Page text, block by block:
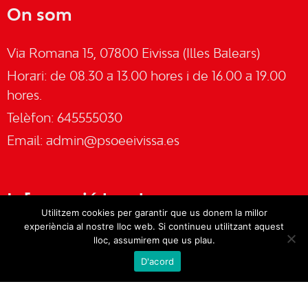
On som
Via Romana 15, 07800 Eivissa (Illes Balears)
Horari: de 08.30 a 13.00 hores i de 16.00 a 19.00
hores.
Telèfon: 645555030
Email: admin@psoeeivissa.es
Informació legal
Política de privacitat
Utilitzem cookies per garantir que us donem la millor
experiència al nostre lloc web. Si continueu utilitzant aquest
lloc, assumirem que us plau.
D'acord